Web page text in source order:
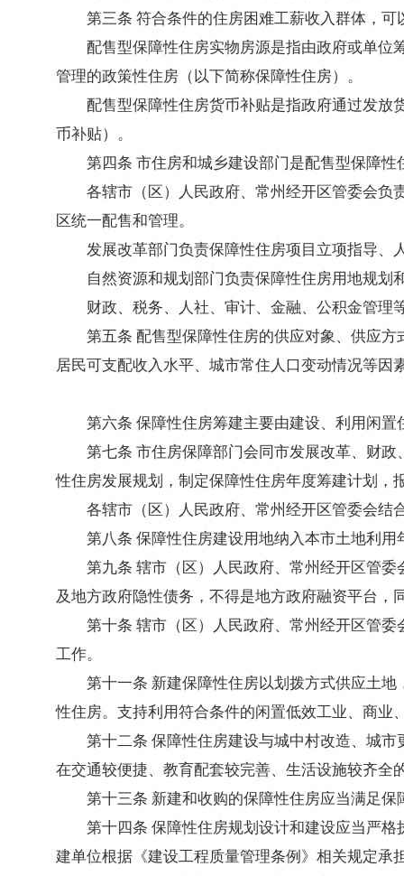
第三条 符合条件的住房困难工薪收入群体，
配售型保障性住房实物房源是指由政府或单位
管理的政策性住房（以下简称保障性住房）。
配售型保障性住房货币补贴是指政府通过发放
币补贴）。
第四条 市住房和城乡建设部门是配售型保障
各辖市（区）人民政府、常州经开区管委会负
区统一配售和管理。
发展改革部门负责保障性住房项目立项指导、
自然资源和规划部门负责保障性住房用地规
财政、税务、人社、审计、金融、公积金管理
第五条 配售型保障性住房的供应对象、供应
居民可支配收入水平、城市常住人口变动情况等
第六条 保障性住房筹建主要由建设、利用闲
第七条 市住房保障部门会同市发展改革、财
性住房发展规划，制定保障性住房年度筹建计划，
各辖市（区）人民政府、常州经开区管委会结
第八条 保障性住房建设用地纳入本市土地利
第九条 辖市（区）人民政府、常州经开区管
及地方政府隐性债务，不得是地方政府融资平台，
第十条 辖市（区）人民政府、常州经开区管
工作。
第十一条 新建保障性住房以划拨方式供应土
性住房。支持利用符合条件的闲置低效工业、商
第十二条 保障性住房建设与城中村改造、城
在交通较便捷、教育配套较完善、生活设施较齐全
第十三条 新建和收购的保障性住房应当满足
第十四条 保障性住房规划设计和建设应当严
建单位根据《建设工程质量管理条例》相关规定承